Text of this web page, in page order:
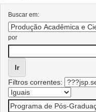
Buscar em:
por
Filtros correntes: